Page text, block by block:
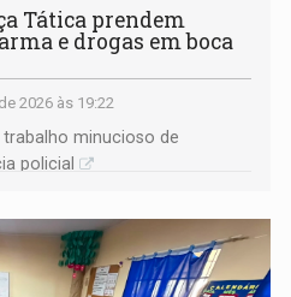
Tática prendem
e drogas em boca
2026 às 19:22
minucioso de
policial